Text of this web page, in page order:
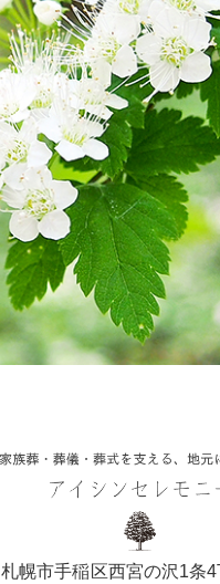
札幌市手稲区西宮の沢1条